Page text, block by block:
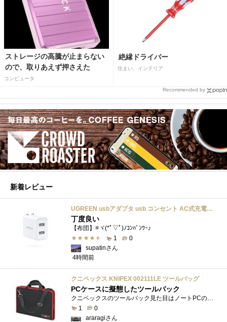
ストレージの高騰が止まらない
ので、取りあえず押さえた
コンピュータ
絶縁ドライバー
住まい、インテリア
Recommended by
新着レビュー
UGREEN usbアダプタ usb コンセント AC式充電器 3.1A PSE認証済み 折りたたみ式プラグ 2ポート
丁度良い
【布団】≡ヾ(*ﾟ▽ﾟ)ﾉｺﾝﾊﾞﾝﾜｰ♪
1
0
supatinさん
4時間前
クニペックス KNIPEX 002111LE ツールバッグ
PCケースに擬態したツールバック
1
0
araragiさん